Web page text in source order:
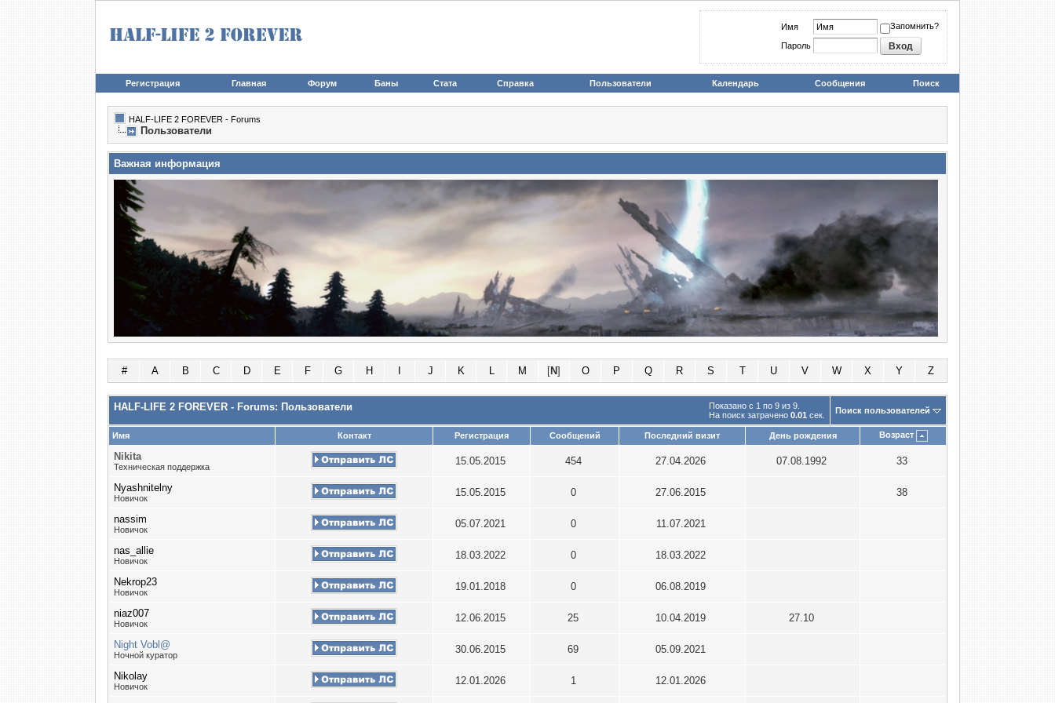
Имя Запомнить?
Пароль
Регистрация Главная Форум Баны Стата Справка Пользователи Календарь Сообщения Поиск
HALF-LIFE 2 FOREVER - Forums
Пользователи
Важная информация
# A B C D E F G H J K L M [N] O P Q R S T U V W X Y Z
Показано с 1 по 9 из 9.
На поиск затрачено 0.01 сек.
HALF-LIFE 2 FOREVER - Forums: Пользователи Поиск пользователей
Имя Контакт Регистрация Сообщений Последний визит День рождения Возраст
Nikita
Техническая поддержка 15.05.2015 454 27.04.2026 07.08.1992 33
Nyashnitelny
Новичок 15.05.2015 0 27.06.2015 38
nassim
Новичок 05.07.2021 0 11.07.2021
nas_allie
Новичок 18.03.2022 0 18.03.2022
Nekrop23
Новичок 19.01.2018 0 06.08.2019
niaz007
Новичок 12.06.2015 25 10.04.2019 27.10
Night Vobl@
Ночной куратор 30.06.2015 69 05.09.2021
Nikolay
Новичок 12.01.2026 1 12.01.2026